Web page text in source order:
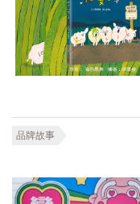
品牌故事